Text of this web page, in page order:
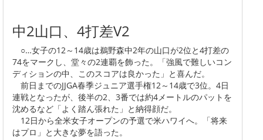
中2山口、4打差V2
○…女子の12～14歳は鵜野森中2年の山口が2位と4打差の
74をマークし、堂々の2連覇を飾った。「強風で難しいコン
ディションの中、このスコアは良かった」と喜んだ。
前日までのJJGA春季ジュニア選手権12～14歳で3位。4日
連戦となったが、後半の2、3番では約4メートルのパットを
沈めるなど「よく踏ん張れた」と納得顔だ。
12日から全米女子オープンの予選で米ハワイへ。「将来
はプロ」と大きな夢を語った。